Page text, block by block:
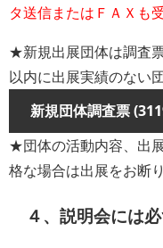
タ送信またはＦＡＸも
★新規出展団体は調査
以内に出展実績のない
新規団体調査票
★団体の活動内容、出
格な場合は出展をお断
４、説明会には